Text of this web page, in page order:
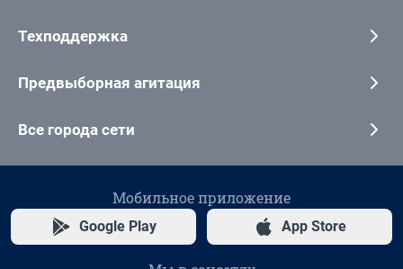
Техподдержка
Предвыборная агитация
Все города сети
Мобильное приложение
Google Play App Store